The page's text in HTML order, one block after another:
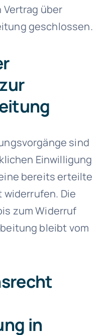
über
geschlossen.
sind
Einwilligung
bereits erteilte
Die
zum Widerruf
bleibt vom
in